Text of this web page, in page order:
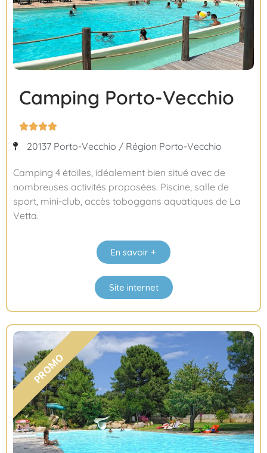
Camping Porto-Vecchio

20137 Porto-Vecchio / Région Porto-Vecchio
Camping 4 étoiles, idéalement bien situé avec de
nombreuses activités proposées. Piscine, salle de
sport, mini-club, accès toboggans aquatiques de La
Vetta.
En savoir +
Site internet